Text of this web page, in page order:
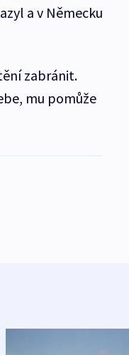
a v Německu
zabránit.
mu pomůže